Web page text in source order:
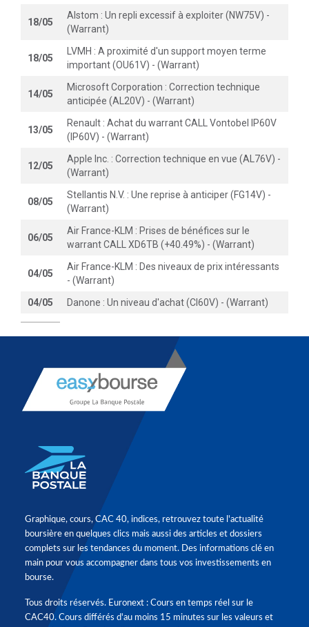
18/05
Alstom : Un repli excessif à exploiter (NW75V) -
(Warrant)
18/05
LVMH : A proximité d'un support moyen terme
important (OU61V) - (Warrant)
14/05
Microsoft Corporation : Correction technique
anticipée (AL20V) - (Warrant)
13/05
Renault : Achat du warrant CALL Vontobel IP60V
(IP60V) - (Warrant)
12/05
Apple Inc. : Correction technique en vue (AL76V) -
(Warrant)
08/05
Stellantis N.V. : Une reprise à anticiper (FG14V) -
(Warrant)
06/05
Air France-KLM : Prises de bénéfices sur le
warrant CALL XD6TB (+40.49%) - (Warrant)
04/05
Air France-KLM : Des niveaux de prix intéressants
- (Warrant)
04/05
Danone : Un niveau d'achat (CI60V) - (Warrant)
Graphique, cours, CAC 40, indices, retrouvez toute l'actualité
boursière en quelques clics mais aussi des articles et dossiers
complets sur les tendances du moment. Des informations clé en
main pour vous accompagner dans tous vos investissements en
bourse.
Tous droits réservés. Euronext : Cours en temps réel sur le
CAC40. Cours différés d'au moins 15 minutes sur les valeurs et